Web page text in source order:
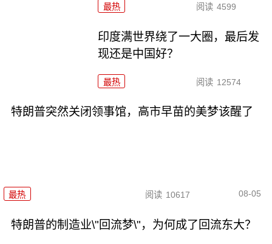
最热 阅读 4599
印度满世界绕了一大圈，最后发
现还是中国好？
最热 阅读 12574
特朗普突然关闭领事馆，高市早苗的美梦该醒了
最热 阅读 10617 08-05
特朗普的制造业\"回流梦\"，为何成了回流东大？